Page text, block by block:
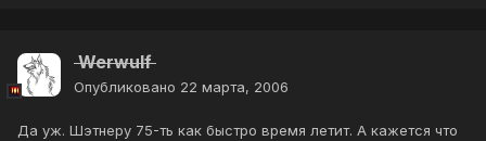
Werwulf
Опубликовано 22 марта, 2006
Да уж. Шэтнеру 75-ть как быстро время летит. А кажется что